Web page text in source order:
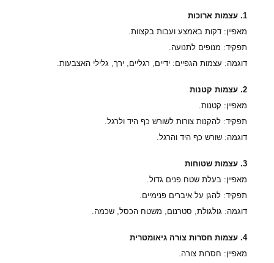
1. עצמות ארוכות
מאפיין: דקות באמצע ועבות בקצוות.
תפקיד: מנופים לתנועה.
דוגמה: עצמות הגפיים: ידיים, רגליים, ירך, גלילי האצבעות.
2. עצמות קטנות
מאפיין: קטנות.
תפקיד: להקנות צורות לשורש כף היד ולרגל.
דוגמה: שורש כף היד והרגל.
3. עצמות שטוחות
מאפיין: בעלת שטח פנים גדול.
תפקיד: להגן על איברים פנימיים.
דוגמה: גולגולת, סטרנום, משטח הכסל, שכמה.
4. עצמות חסרות צורה גיאומטרית
מאפיין: חסרות צורה.